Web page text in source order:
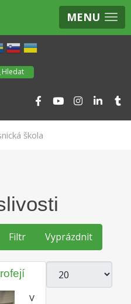
MENU
Hledat
škola
Filtr Vyprázdnit
V